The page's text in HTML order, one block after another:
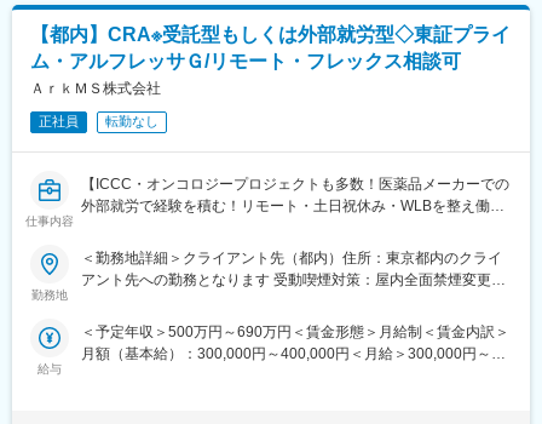
＜最新のニュース/トピックス＞
https://cmic-jobs.com/topics/
＜社員インタビュー＞
https://cmic-jobs.com/interview/
・平均残業時間は月10時間と少なめです。
・副業可（講師・翻訳・ライターなど実例あり）、柔軟なキャリ
ア設計が可能
・介護・看護休暇、時短勤務、在宅勤務の組み合わせも柔軟に運
用
◇外部就労型の場合
派遣先の就労環境におかれますが、ワークライフバランスに優れ
た労働環境をご提案可能です。また、ご希望とご経験に合わせて
部分在宅や完全在宅のプロジェクトなど柔軟にご提案いたしま
す。
■配属先プロジェクトについて
外部就労型のプロジェクトはオンコロジーのプロジェクトが多
に優位な案件のご提案が可能です。製薬メーカーの案件も多いた
め、メーカーCRAとして専門性を高めながら成長することができ
【都内】CRA※受託型もしくは外部就労型◇東証プライ
ム・アルフレッサＧ/リモート・フレックス相談可
ＡｒｋＭＳ株式会社
正社員 転勤なし
仕事内容
【ICCC・オンコロジープロジェクトも多数！医薬品メーカーでの
外部就労で経験を積む！リモート・土日祝休み・WLBを整え働き
■業務内容：
受託型プロジェクトでの臨床開発モニターもしくは、当社の臨床
します。
・企業治験、医師主導治験におけるやプロジェクトマネジメント
勤務地
＜勤務地詳細＞クライアント先（都内）住所：東京都内のクライ
アント先への勤務となります 受動喫煙対策：屋内全面禁煙変更の
給与
＜予定年収＞500万円～690万円＜賃金形態＞月給制＜賃金内訳＞
月額（基本給）：300,000円～400,000円＜月給＞300,000円～